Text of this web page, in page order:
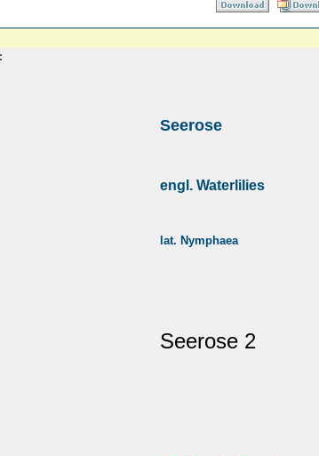
Seerose
engl. Waterlilies
lat. Nymphaea
Seerose 2